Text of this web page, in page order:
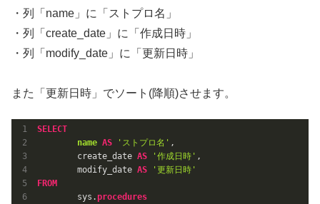
・列「name」に「ストプロ名」
・列「create_date」に「作成日時」
・列「modify_date」に「更新日時」
また「更新日時」でソート(降順)させます。
SELECT
name AS 'ストプロ名' ,
	create_date
AS '作成日時' ,
	modify_date
AS
'更新日時'
FROM
	sys.
procedures